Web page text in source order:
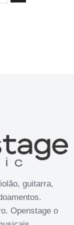
guitarra,
Openstage o